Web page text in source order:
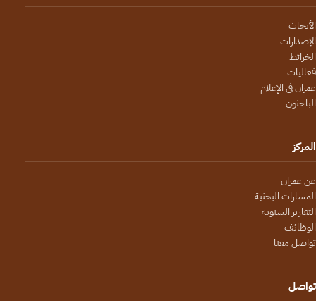
الأبحاث
الإصدارات
الخرائط
فعاليات
عمران في الإعلام
الباحثون
المركز
عن عمران
المسارات البحثية
التقارير السنوية
الوظائف
تواصل معنا
تواصل